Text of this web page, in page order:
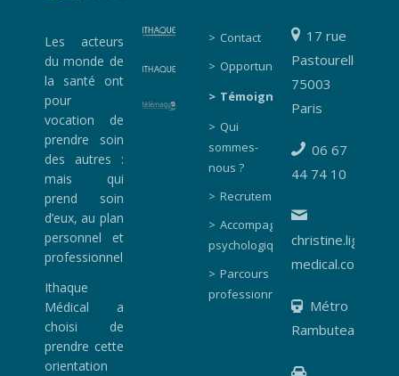
Les acteurs
du monde de
la santé ont
pour
vocation de
prendre soin
des autres :
mais qui
prend soin
d’eux, au plan
personnel et
professionnel ?
Ithaque
Médical a
choisi de
prendre cette
orientation
Contact
Opportunités
Témoignages
Qui
sommes-
nous ?
Recrutement
Accompagnement
psychologique
Parcours
professionnel
17 rue
Pastourelle
75003
Paris
06 67
44 74 10
medical.com
Métro
Rambuteau